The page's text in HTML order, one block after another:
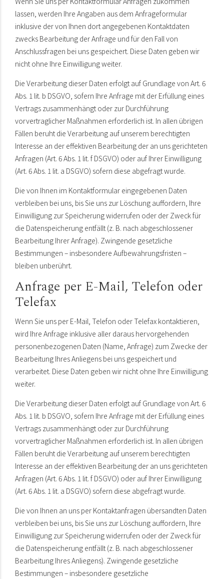
lassen, werden Ihre Angaben aus dem Anfrageformular
inklusive der von Ihnen dort angegebenen Kontaktdaten
zwecks Bearbeitung der Anfrage und für den Fall von
Anschlussfragen bei uns gespeichert. Diese Daten geben wir
nicht ohne Ihre Einwilligung weiter.
Die Verarbeitung dieser Daten erfolgt auf Grundlage von Art. 6
Abs. 1 lit. b DSGVO, sofern Ihre Anfrage mit der Erfüllung eines
Vertrags zusammenhängt oder zur Durchführung
vorvertraglicher Maßnahmen erforderlich ist. In allen übrigen
Fällen beruht die Verarbeitung auf unserem berechtigten
Interesse an der effektiven Bearbeitung der an uns gerichteten
Anfragen (Art. 6 Abs. 1 lit. f DSGVO) oder auf Ihrer Einwilligung
(Art. 6 Abs. 1 lit. a DSGVO) sofern diese abgefragt wurde.
Die von Ihnen im Kontaktformular eingegebenen Daten
verbleiben bei uns, bis Sie uns zur Löschung auffordern, Ihre
Einwilligung zur Speicherung widerrufen oder der Zweck für
die Datenspeicherung entfällt (z. B. nach abgeschlossener
Bearbeitung Ihrer Anfrage). Zwingende gesetzliche
Bestimmungen – insbesondere Aufbewahrungsfristen –
bleiben unberührt.
Anfrage per E-Mail, Telefon oder
Telefax
Wenn Sie uns per E-Mail, Telefon oder Telefax kontaktieren,
wird Ihre Anfrage inklusive aller daraus hervorgehenden
personenbezogenen Daten (Name, Anfrage) zum Zwecke der
Bearbeitung Ihres Anliegens bei uns gespeichert und
verarbeitet. Diese Daten geben wir nicht ohne Ihre Einwilligung
weiter.
Die Verarbeitung dieser Daten erfolgt auf Grundlage von Art. 6
Abs. 1 lit. b DSGVO, sofern Ihre Anfrage mit der Erfüllung eines
Vertrags zusammenhängt oder zur Durchführung
vorvertraglicher Maßnahmen erforderlich ist. In allen übrigen
Fällen beruht die Verarbeitung auf unserem berechtigten
Interesse an der effektiven Bearbeitung der an uns gerichteten
Anfragen (Art. 6 Abs. 1 lit. f DSGVO) oder auf Ihrer Einwilligung
(Art. 6 Abs. 1 lit. a DSGVO) sofern diese abgefragt wurde.
Die von Ihnen an uns per Kontaktanfragen übersandten Daten
verbleiben bei uns, bis Sie uns zur Löschung auffordern, Ihre
Einwilligung zur Speicherung widerrufen oder der Zweck für
die Datenspeicherung entfällt (z. B. nach abgeschlossener
Bearbeitung Ihres Anliegens). Zwingende gesetzliche
Bestimmungen – insbesondere gesetzliche